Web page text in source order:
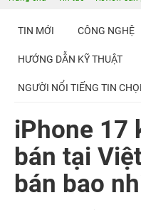
TIN MỚI CÔNG NGHỆ
HƯỚNG DẪN KỸ THUẬT
NGƯỜI NỔI TIẾNG TIN
iPhone 17
bán tại
bán bao